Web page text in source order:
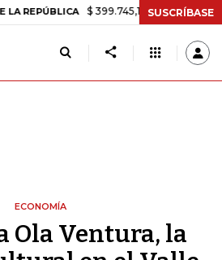
$ 399.745,16 +$ 2.295,71 +0,58%
SUSCRÍBASE
ECONOMÍA
Ola Ventura, la